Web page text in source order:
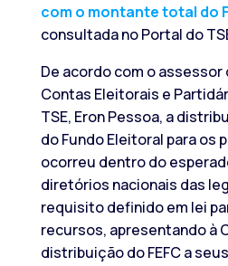
com o montante total do
consultada no Portal do
De acordo com o assessor
Contas Eleitorais e
TSE, Eron Pessoa, a
do Fundo Eleitoral para os
ocorreu dentro do
diretórios nacionais das
requisito definido em lei
recursos, apresentando à
distribuição do FEFC a